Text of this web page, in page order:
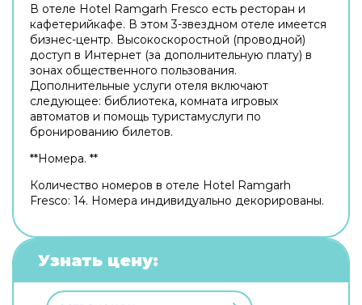
В отеле Hotel Ramgarh Fresco есть ресторан и
кафетерийкафе. В этом 3-звездном отеле имеется
бизнес-центр. Высокоскоростной (проводной)
доступ в Интернет (за дополнительную плату) в
зонах общественного пользования.
Дополнительные услуги отеля включают
следующее: библиотека, комната игровых
автоматов и помощь туристамуслуги по
бронированию билетов.
**Номера. **
Количество номеров в отеле Hotel Ramgarh
Fresco: 14. Номера индивидуально декорированы.
Узнать цену: